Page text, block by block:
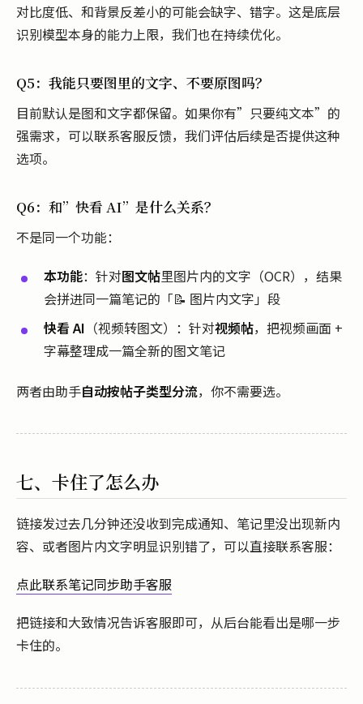
对比度低、和背景反差小的可能会缺字、错字。这是底层
识别模型本身的能力上限，我们也在持续优化。
Q5：我能只要图里的文字、不要原图吗？
目前默认是图和文字都保留。如果你有”只要纯文本”的
强需求，可以联系客服反馈，我们评估后续是否提供这种
选项。
Q6：和”快看 AI”是什么关系？
不是同一个功能：
本功能：针对图文帖里图片内的文字（OCR），结果
会拼进同一篇笔记的「📝 图片内文字」段
快看 AI （视频转图文）：针对视频帖，把视频画面 +
字幕整理成一篇全新的图文笔记
两者由助手自动按帖子类型分流，你不需要选。
七、卡住了怎么办
链接发过去几分钟还没收到完成通知、笔记里没出现新内
容、或者图片内文字明显识别错了，可以直接联系客服：
点此联系笔记同步助手客服
把链接和大致情况告诉客服即可，从后台能看出是哪一步
卡住的。